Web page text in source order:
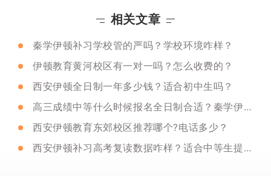
相关文章
秦学伊顿补习学校管的严吗？学校环境咋样？
伊顿教育黄河校区有一对一吗？怎么收费的？
西安伊顿全日制一年多少钱？适合初中生吗？
高三成绩中等什么时候报名全日制合适？秦学伊顿推荐吗？
西安伊顿教育东郊校区推荐哪个?电话多少？
西安伊顿补习高考复读数据咋样？适合中等生提分吗？